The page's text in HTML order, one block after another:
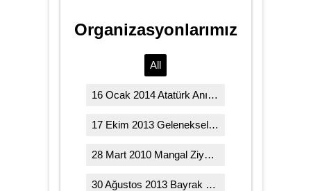
Organizasyonlarımız
All
16 Ocak 2014 Atatürk Anıtı'na çelenk koyma töreni
17 Ekim 2013 Geleneksel Bayramlaşma Ve 9. Huzurevi Ziyaretimiz
28 Mart 2010 Mangal Ziyafetimiz ve Çevre Temizliği Organizasyonumuz
30 Ağustos 2013 Bayrak asma ...